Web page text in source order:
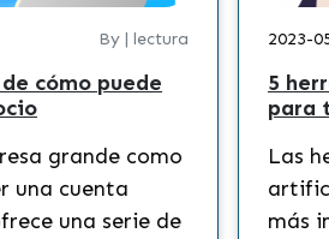
2023-03-15
Chatbots: grandes
El auge de los chatbots
revolucionado la forma
empresas interactúan